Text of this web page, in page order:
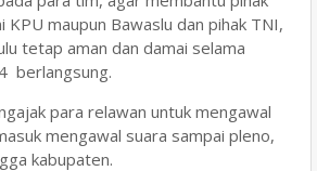
KPU maupun Bawaslu dan pihak TNI,
tetap aman dan damai selama
berlangsung.
para relawan untuk mengawal
mengawal suara sampai pleno,
kabupaten.